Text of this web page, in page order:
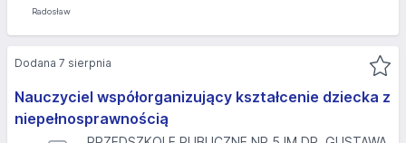
Nauczyciel współorganizujący kształcenie dziecka z
niepełnosprawnością
Dodana 7 sierpnia